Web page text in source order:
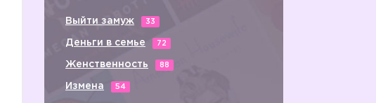
Выйти замуж 33
Деньги в семье 72
Женственность 88
Измена 54